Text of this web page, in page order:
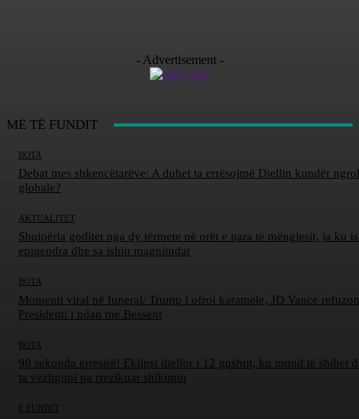
- Advertisement -
MË TË FUNDIT
BOTA
Debat mes shkencëtarëve: A duhet ta errësojmë Diellin kundër
globale?
AKTUALITET
Shqipëria goditet nga dy tërmete në orët e para të mëngjesit, ja ku
epiqendra dhe sa ishin magnitudat
BOTA
Momenti viral në funeral/ Trump i ofroi karamele, JD Vance
Presidenti i ndan me Bessent
BOTA
90 sekonda errësirë! Eklipsi diellor i 12 gushtit, ku mund të shihet
ta vëzhgoni pa rrezikuar shikimin
E FUNDIT